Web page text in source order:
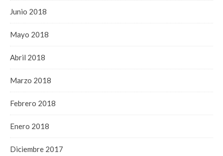
Junio 2018
Mayo 2018
Abril 2018
Marzo 2018
Febrero 2018
Enero 2018
Diciembre 2017